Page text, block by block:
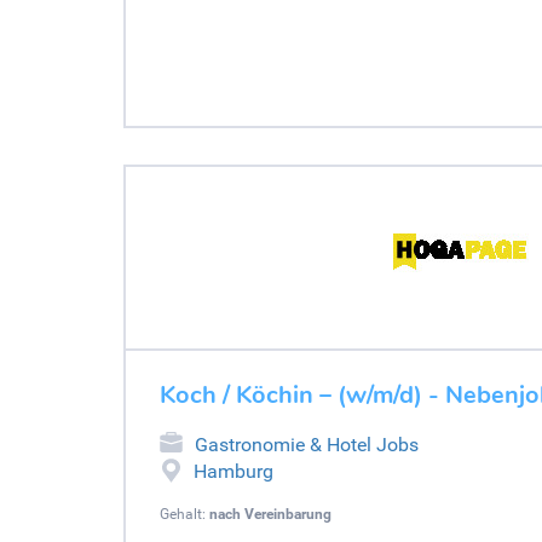
Koch / Köchin – (w/m/d) -
Gastronomie & Hotel Jobs
Hamburg
Gehalt: nach Vereinbarung